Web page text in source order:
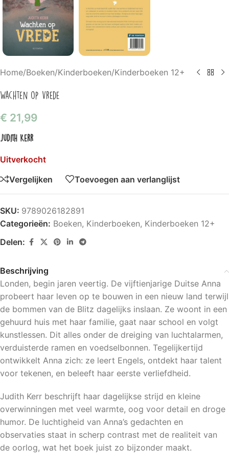
Home/Boeken/Kinderboeken/Kinderboeken 12+
Wachten op vrede
€ 21,99
Judith Kerr
Uitverkocht
Vergelijken
Toevoegen aan verlanglijst
SKU: 9789026182891
Categorieën: Boeken, Kinderboeken, Kinderboeken 12+
Delen:
Beschrijving
Londen, begin jaren veertig. De vijftienjarige Duitse Anna
probeert haar leven op te bouwen in een nieuw land terwijl
de bommen van de Blitz dagelijks inslaan. Ze woont in een
gehuurd huis met haar familie, gaat naar school en volgt
kunstlessen. Dit alles onder de dreiging van luchtalarmen,
verduisterde ramen en voedselbonnen. Tegelijkertijd
ontwikkelt Anna zich: ze leert Engels, ontdekt haar talent
voor tekenen, en beleeft haar eerste verliefdheid.
Judith Kerr beschrijft haar dagelijkse strijd en kleine
overwinningen met veel warmte, oog voor detail en droge
humor. De luchtigheid van Anna’s gedachten en
observaties staat in scherp contrast met de realiteit van
de oorlog, wat het boek juist zo bijzonder maakt.